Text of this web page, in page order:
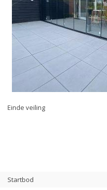
Einde veiling
Startbod